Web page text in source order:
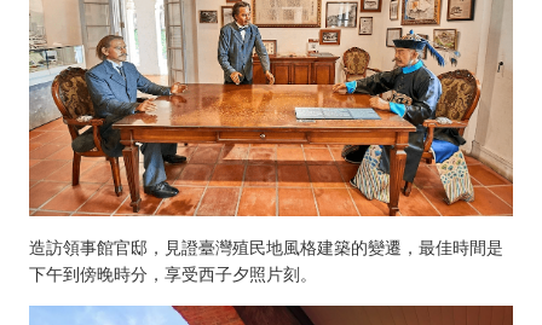
造訪領事館官邸，見證臺灣殖民地風格建築的變遷，最佳時間是
下午到傍晚時分，享受西子夕照片刻。